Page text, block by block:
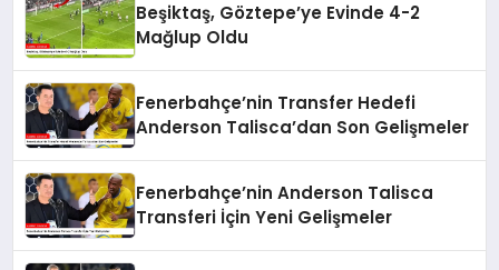
Beşiktaş, Göztepe’ye Evinde 4-2
Mağlup Oldu
Fenerbahçe’nin Transfer Hedefi
Anderson Talisca’dan Son Gelişmeler
Fenerbahçe’nin Anderson Talisca
Transferi İçin Yeni Gelişmeler